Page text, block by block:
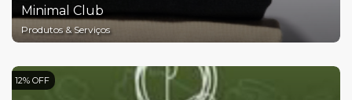
Minimal Club
Produtos & Serviços
12% OFF